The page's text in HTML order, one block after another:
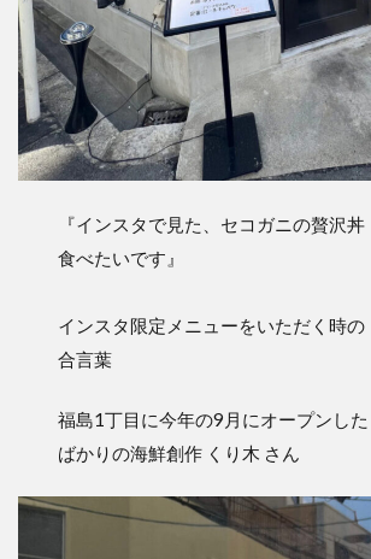
『インスタで見た、セコガニの贅沢丼
食べたいです』
インスタ限定メニューをいただく時の
合言葉
福島1丁目に今年の9月にオープンした
ばかりの海鮮創作 くり木 さん